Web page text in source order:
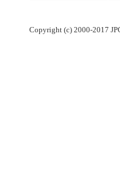
Copyright (c) 2000-2017